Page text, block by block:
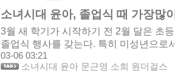
소녀시대 윤아, 졸업식 때 가장많
3월 새 학기가 시작하기 전 2월 달은 초
졸업식 행사를 갖는다. 특히 미성년으로
03-06 03:21
소녀시대 윤아 문근영 소희 원더걸스